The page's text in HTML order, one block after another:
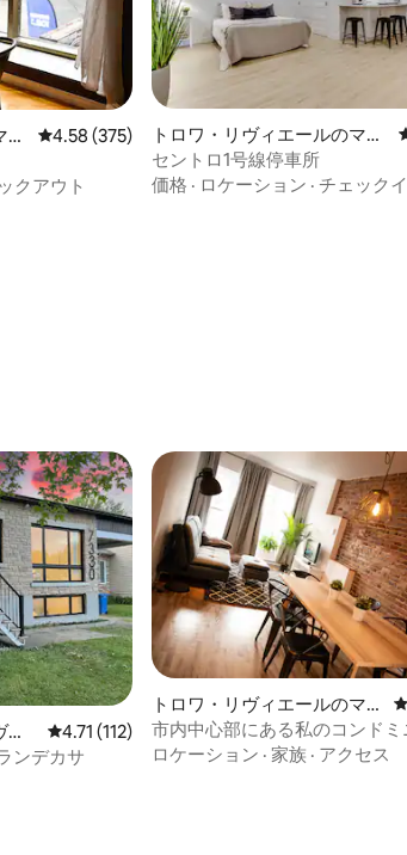
価
レビュー375件、5つ星中4.58つ星の平均評価
4.58 (375)
クアウト
トロワ・リヴィエールのマン
ション・アパート
セントロ1号線停車所
価格 · ロケーション · チェック
レビュー112件、5つ星中4.71つ星の平均評価
4.71 (112)
ンデカサ
トロワ・リヴィエールのマン
ション・アパート
市内中心部にある私のコンドミ
ロケーション · 家族 · アクセス